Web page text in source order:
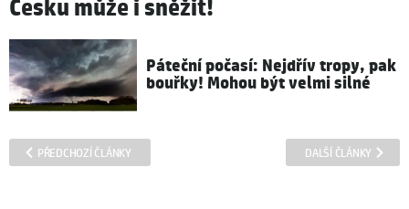
Česku může i sněžit!
Páteční počasí: Nejdřív tropy, pak
bouřky! Mohou být velmi silné
PŘEDCHOZÍ ČLÁNKY DALŠÍ ČLÁNKY